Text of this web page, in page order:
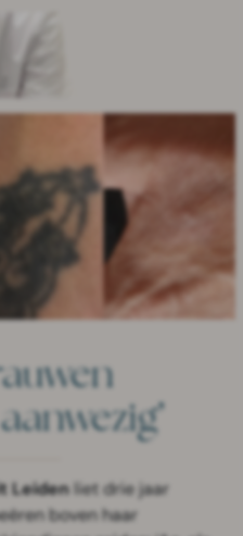
Leidenliet drie jaar
boven haar